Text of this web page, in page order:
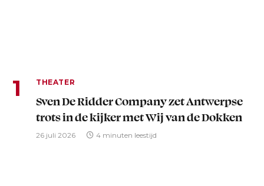
THEATER
Sven De Ridder Company zet Antwerpse
trots in de kijker met Wij van de Dokken
26 juli 2026 4 minuten leestijd